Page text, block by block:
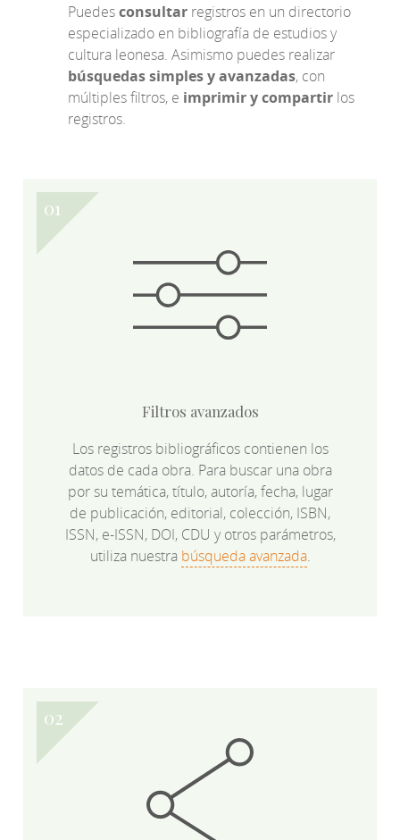
Puedesconsultar registros en un directorio
especializado en bibliografía de estudios y
cultura leonesa. Asimismo puedes realizar
búsquedas simples y avanzadas, con
múltiples filtros, e imprimir y compartir los
registros.
Filtros avanzados
Los registros bibliográficos contienen los
datos de cada obra. Para buscar una obra
por su temática, título, autoría, fecha, lugar
de publicación, editorial, colección, ISBN,
ISSN, e-ISSN, DOI, CDU y otros parámetros,
utiliza nuestra búsqueda avanzada.